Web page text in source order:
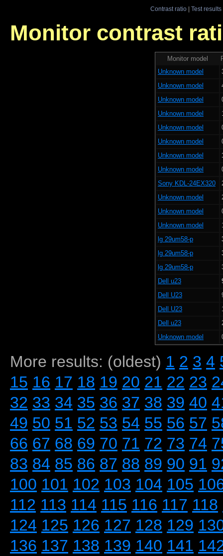
Contrast ratio| Test results
Monitor contrast
Monitor model
Unknown model
Unknown model
Unknown model
Unknown model
Unknown model
Unknown model
Unknown model
Unknown model
Sony KDL-24EX320
Unknown model
Unknown model
Unknown model
lg 29um58-p
lg 29um58-p
lg 29um58-p
Dell u23
Dell U23
Dell U23
Dell u23
Unknown model
More results: (oldest) 1 2 3 4
15 16 17 18 19 20 21 22 23
32 33 34 35 36 37 38 39 40
49 50 51 52 53 54 55 56 57
66 67 68 69 70 71 72 73 74
83 84 85 86 87 88 89 90 91
100 101 102 103 104 105
112 113 114 115 116 117 118
124 125 126 127 128 129
136 137 138 139 140 141